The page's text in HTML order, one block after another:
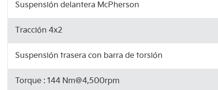
Suspensión delantera McPherson
Tracción 4x2
Suspensión trasera con barra de torsión
Torque : 144 Nm@4,500rpm